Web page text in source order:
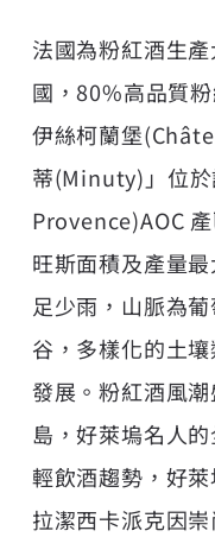
法國為粉紅酒生
國，80%高品質
伊絲柯蘭堡
蒂(Minuty)」位
Provence)AOC
旺斯面積及產量
足少雨，山脈為
谷，多樣化的土
發展。粉紅酒風
島，好萊塢名人
輕飲酒趨勢，好
拉潔西卡派克因